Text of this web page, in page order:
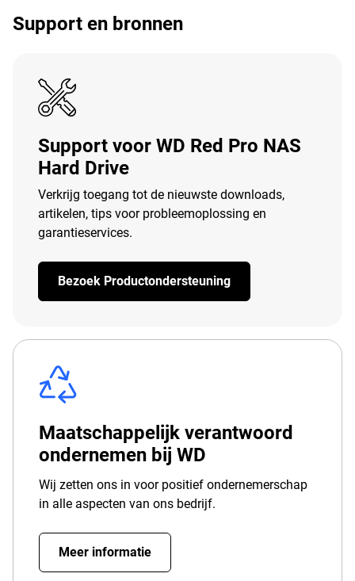
Support en bronnen
Support voor WD Red Pro NAS
Hard Drive
Verkrijg toegang tot de nieuwste downloads,
artikelen, tips voor probleemoplossing en
garantieservices.
Bezoek Productondersteuning
Maatschappelijk verantwoord
ondernemen bij WD
Wij zetten ons in voor positief ondernemerschap
in alle aspecten van ons bedrijf.
Meer informatie